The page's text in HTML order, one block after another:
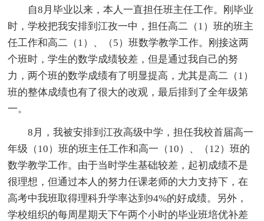
自8月毕业以来，本人一直担任班主任工作。刚毕业
时，学校把我安排到江孜一中，担任高二（1）班的班主
任工作和高二（1）、（5）班数学教学工作。刚接这两
个班时，学生的数学成绩较差，但是通过我自己的努
力，两个班的数学成绩有了明显提高，尤其是高二（1）
班的整体成绩也有了很大的改观，最后排到了全年级第
一。
8月，我被安排到江孜高级中学，担任我校首届高一
年级（10）班的班主任工作和高一（10）、（12）班的
数学教学工作。由于当时学生基础较差，起初成绩不是
很理想，但通过本人的努力任课老师的大力支持下，在
高考中我班取得理科升学率达到94%的好成绩。另外，
学校组织的每周星期天下午两个小时的毕业班培优补差